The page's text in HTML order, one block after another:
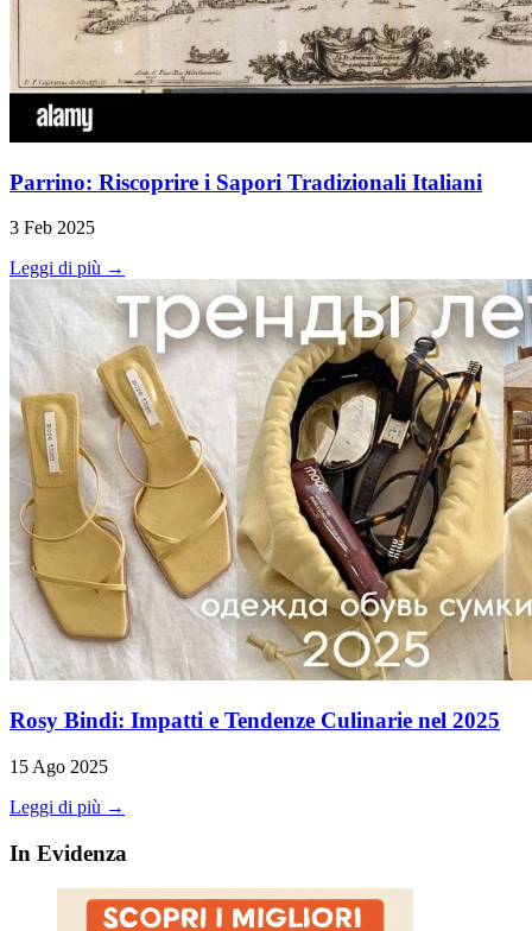
Parrino: Riscoprire i Sapori Tradizionali Italiani
3 Feb 2025
Leggi di più →
Rosy Bindi: Impatti e Tendenze Culinarie nel 2025
15 Ago 2025
Leggi di più →
In Evidenza